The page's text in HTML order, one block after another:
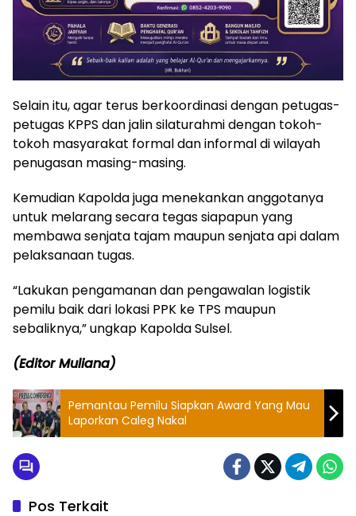
Selain itu, agar terus berkoordinasi dengan petugas-
petugas KPPS dan jalin silaturahmi dengan tokoh-
tokoh masyarakat formal dan informal di wilayah
penugasan masing-masing.
Kemudian Kapolda juga menekankan anggotanya
untuk melarang secara tegas siapapun yang
membawa senjata tajam maupun senjata api dalam
pelaksanaan tugas.
“Lakukan pengamanan dan pengawalan logistik
pemilu baik dari lokasi PPK ke TPS maupun
sebaliknya,” ungkap Kapolda Sulsel.
(Editor Muliana)
Pemantau Pemilu Siapkan Award Yang Mau
Laporkan Caleg Nakal
Pos Terkait